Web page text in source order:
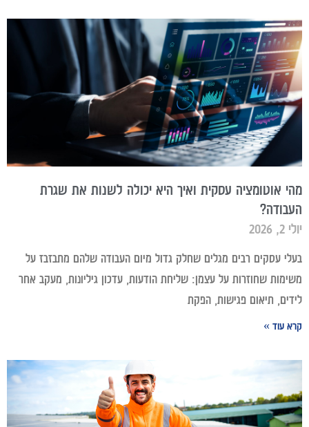
מהי אוטומציה עסקית ואיך היא יכולה לשנות את שגרת
העבודה?
יולי 2, 2026
בעלי עסקים רבים מגלים שחלק גדול מיום העבודה שלהם מתבזבז על
משימות שחוזרות על עצמן: שליחת הודעות, עדכון גיליונות, מעקב אחר
לידים, תיאום פגישות, הפקת
קרא עוד »